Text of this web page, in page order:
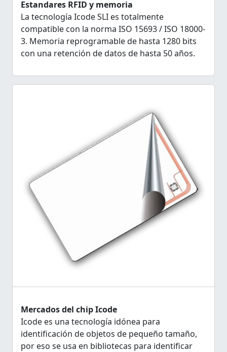
Estandares RFID y memoria
La tecnología Icode SLI es totalmente
compatible con la norma ISO 15693 / ISO 18000-
3. Memoria reprogramable de hasta 1280 bits
con una retención de datos de hasta 50 años.
Mercados del chip Icode
Icode es una tecnología idónea para
identificación de objetos de pequeño tamaño,
por eso se usa en bibliotecas para identificar